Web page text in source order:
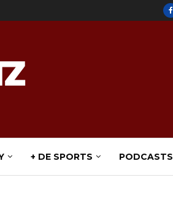
+ DE SPORTS PODCASTS